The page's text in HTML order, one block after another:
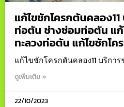
แก้ไขชักโครกตันคลอง11
ท่อตัน ช่างซ่อมท่อตัน แ
ทะลวงท่อตัน แก้ไขชักโค
แก้ไขชักโครกตันคลอง11 บริกา
ดูเพิ่มเติม »
22/10/2023